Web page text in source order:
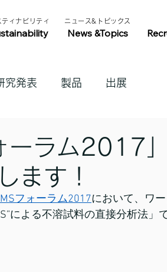
News &Topics
ティナビリティ​ ​ニュース&トピックス​
究発表 製品 出展
ーラム2017
ます！
フォーラム2017において、ワ
による不溶試料の直接分析法」